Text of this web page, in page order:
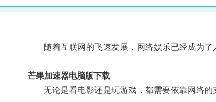
随着互联网的飞速发展，网络娱乐已经成为了
芒果加速器电脑版下载
无论是看电影还是玩游戏，都需要依靠网络的